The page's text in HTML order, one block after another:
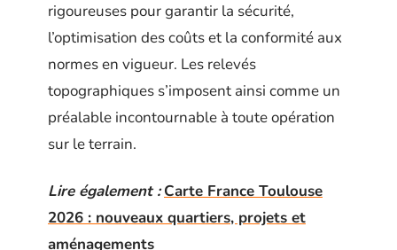
rigoureuses pour garantir la sécurité,
l’optimisation des coûts et la conformité aux
normes en vigueur. Les relevés
topographiques s’imposent ainsi comme un
préalable incontournable à toute opération
sur le terrain.
Lire également : Carte France Toulouse
2026 : nouveaux quartiers, projets et
aménagements